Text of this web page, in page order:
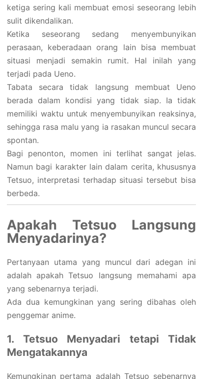
ketiga sering kali membuat emosi seseorang lebih
sulit dikendalikan.
Ketika seseorang sedang menyembunyikan
perasaan, keberadaan orang lain bisa membuat
situasi menjadi semakin rumit. Hal inilah yang
terjadi pada Ueno.
Tabata secara tidak langsung membuat Ueno
berada dalam kondisi yang tidak siap. Ia tidak
memiliki waktu untuk menyembunyikan reaksinya,
sehingga rasa malu yang ia rasakan muncul secara
spontan.
Bagi penonton, momen ini terlihat sangat jelas.
Namun bagi karakter lain dalam cerita, khususnya
Tetsuo, interpretasi terhadap situasi tersebut bisa
berbeda.
Apakah Tetsuo Langsung
Menyadarinya?
Pertanyaan utama yang muncul dari adegan ini
adalah apakah Tetsuo langsung memahami apa
yang sebenarnya terjadi.
Ada dua kemungkinan yang sering dibahas oleh
penggemar anime.
1. Tetsuo Menyadari tetapi Tidak
Mengatakannya
Kemungkinan pertama adalah Tetsuo sebenarnya